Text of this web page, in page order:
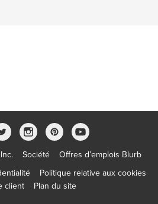
Société
Offres d’emplois Blurb
Politique relative aux cookies
client
Plan du site